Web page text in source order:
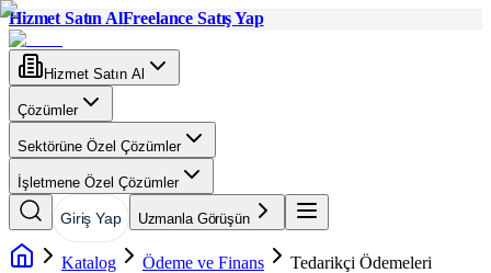
Hizmet Satın AlFreelance Satış Yap
Hizmet Satın Al
Çözümler
Sektörüne Özel Çözümler
İşletmene Özel Çözümler
Giriş Yap Uzmanla Görüşün
Katalog Ödeme ve Finans Tedarikçi Ödemeleri